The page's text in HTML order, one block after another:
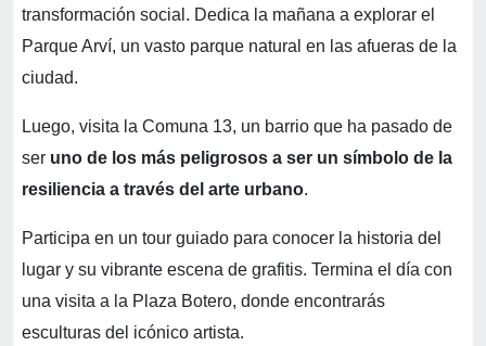
transformación social. Dedica la mañana a explorar el
Parque Arví, un vasto parque natural en las afueras de la
ciudad.
Luego, visita la Comuna 13, un barrio que ha pasado de
ser uno de los más peligrosos a ser un símbolo de la
resiliencia a través del arte urbano.
Participa en un tour guiado para conocer la historia del
lugar y su vibrante escena de grafitis. Termina el día con
una visita a la Plaza Botero, donde encontrarás
esculturas del icónico artista.